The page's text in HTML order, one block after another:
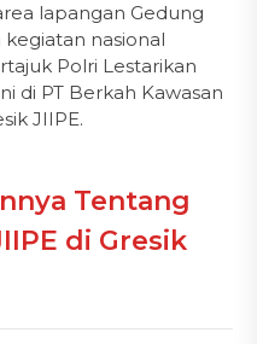
lapangan Gedung
nasional
Polri Lestarikan
di PT Berkah Kawasan
JIIPE.
Tentang
di Gresik